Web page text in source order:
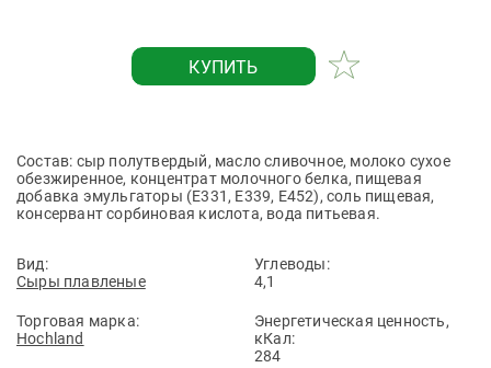
КУПИТЬ
Состав: сыр полутвердый, масло сливочное, молоко сухое
обезжиренное, концентрат молочного белка, пищевая
добавка эмульгаторы (Е331, Е339, Е452), соль пищевая,
консервант сорбиновая кислота, вода питьевая.
Вид:
Сыры плавленые
Торговая марка:
Hochland
Углеводы:
4,1
Энергетическая ценность,
кКал:
284